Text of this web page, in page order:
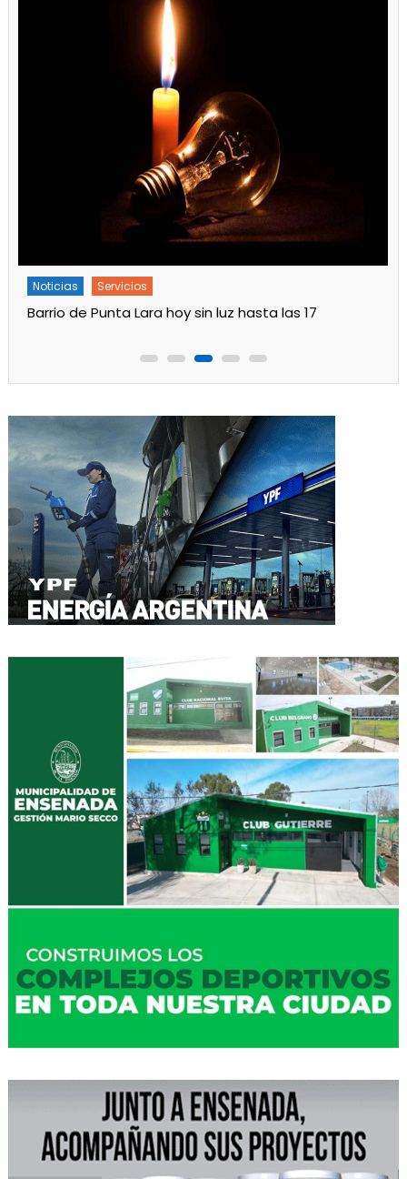
Noticias Servicios
Turnos de Farmacias de Julio 2026 en Ensenada